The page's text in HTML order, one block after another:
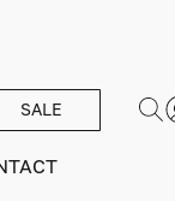
SALE